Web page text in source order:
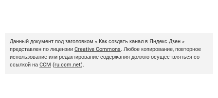
Данный документ под заголовком « Как создать канал в Яндекс.Дзен »
представлен по лицензии Creative Commons. Любое копирование, повторное
использование или редактирование содержания должно осуществляться со
ссылкой на CCM (ru.ccm.net).